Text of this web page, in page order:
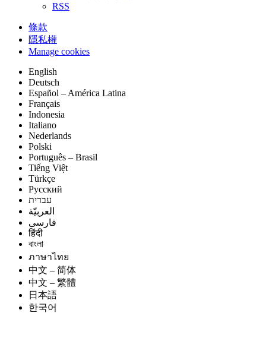
RSS
條款
隱私權
Manage cookies
English
Deutsch
Español – América Latina
Français
Indonesia
Italiano
Nederlands
Polski
Português – Brasil
Tiếng Việt
Türkçe
Русский
עברית
العربيّة
فارسی
हिंदी
বাংলা
ภาษาไทย
中文 – 简体
中文 – 繁體
日本語
한국어